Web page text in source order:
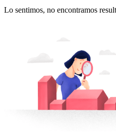
Lo sentimos, no encontramos